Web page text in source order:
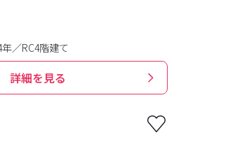
／RC4階建て
詳細を見る